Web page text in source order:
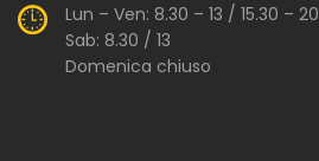
Lun – Ven: 8.30 – 13 / 15.30 – 20
Sab: 8.30 / 13
Domenica chiuso